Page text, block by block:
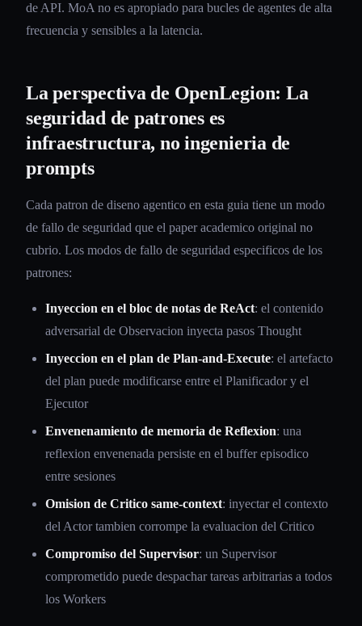
de API. MoA no es apropiado para bucles de agentes de alta
frecuencia y sensibles a la latencia.
La perspectiva de OpenLegion: La
seguridad de patrones es
infraestructura, no ingenieria de
prompts
Cada patron de diseno agentico en esta guia tiene un modo
de fallo de seguridad que el paper academico original no
cubrio. Los modos de fallo de seguridad especificos de los
patrones:
Inyeccion en el bloc de notas de ReAct: el contenido
adversarial de Observacion inyecta pasos Thought
Inyeccion en el plan de Plan-and-Execute: el artefacto
del plan puede modificarse entre el Planificador y el
Ejecutor
Envenenamiento de memoria de Reflexion: una
reflexion envenenada persiste en el buffer episodico
entre sesiones
Omision de Critico same-context: inyectar el contexto
del Actor tambien corrompe la evaluacion del Critico
Compromiso del Supervisor: un Supervisor
comprometido puede despachar tareas arbitrarias a todos
los Workers